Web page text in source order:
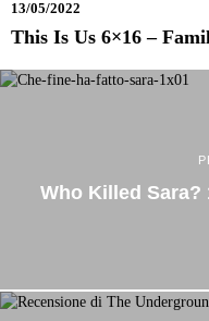
13/05/2022
This Is Us 6×16 –
Who Killed Sara?